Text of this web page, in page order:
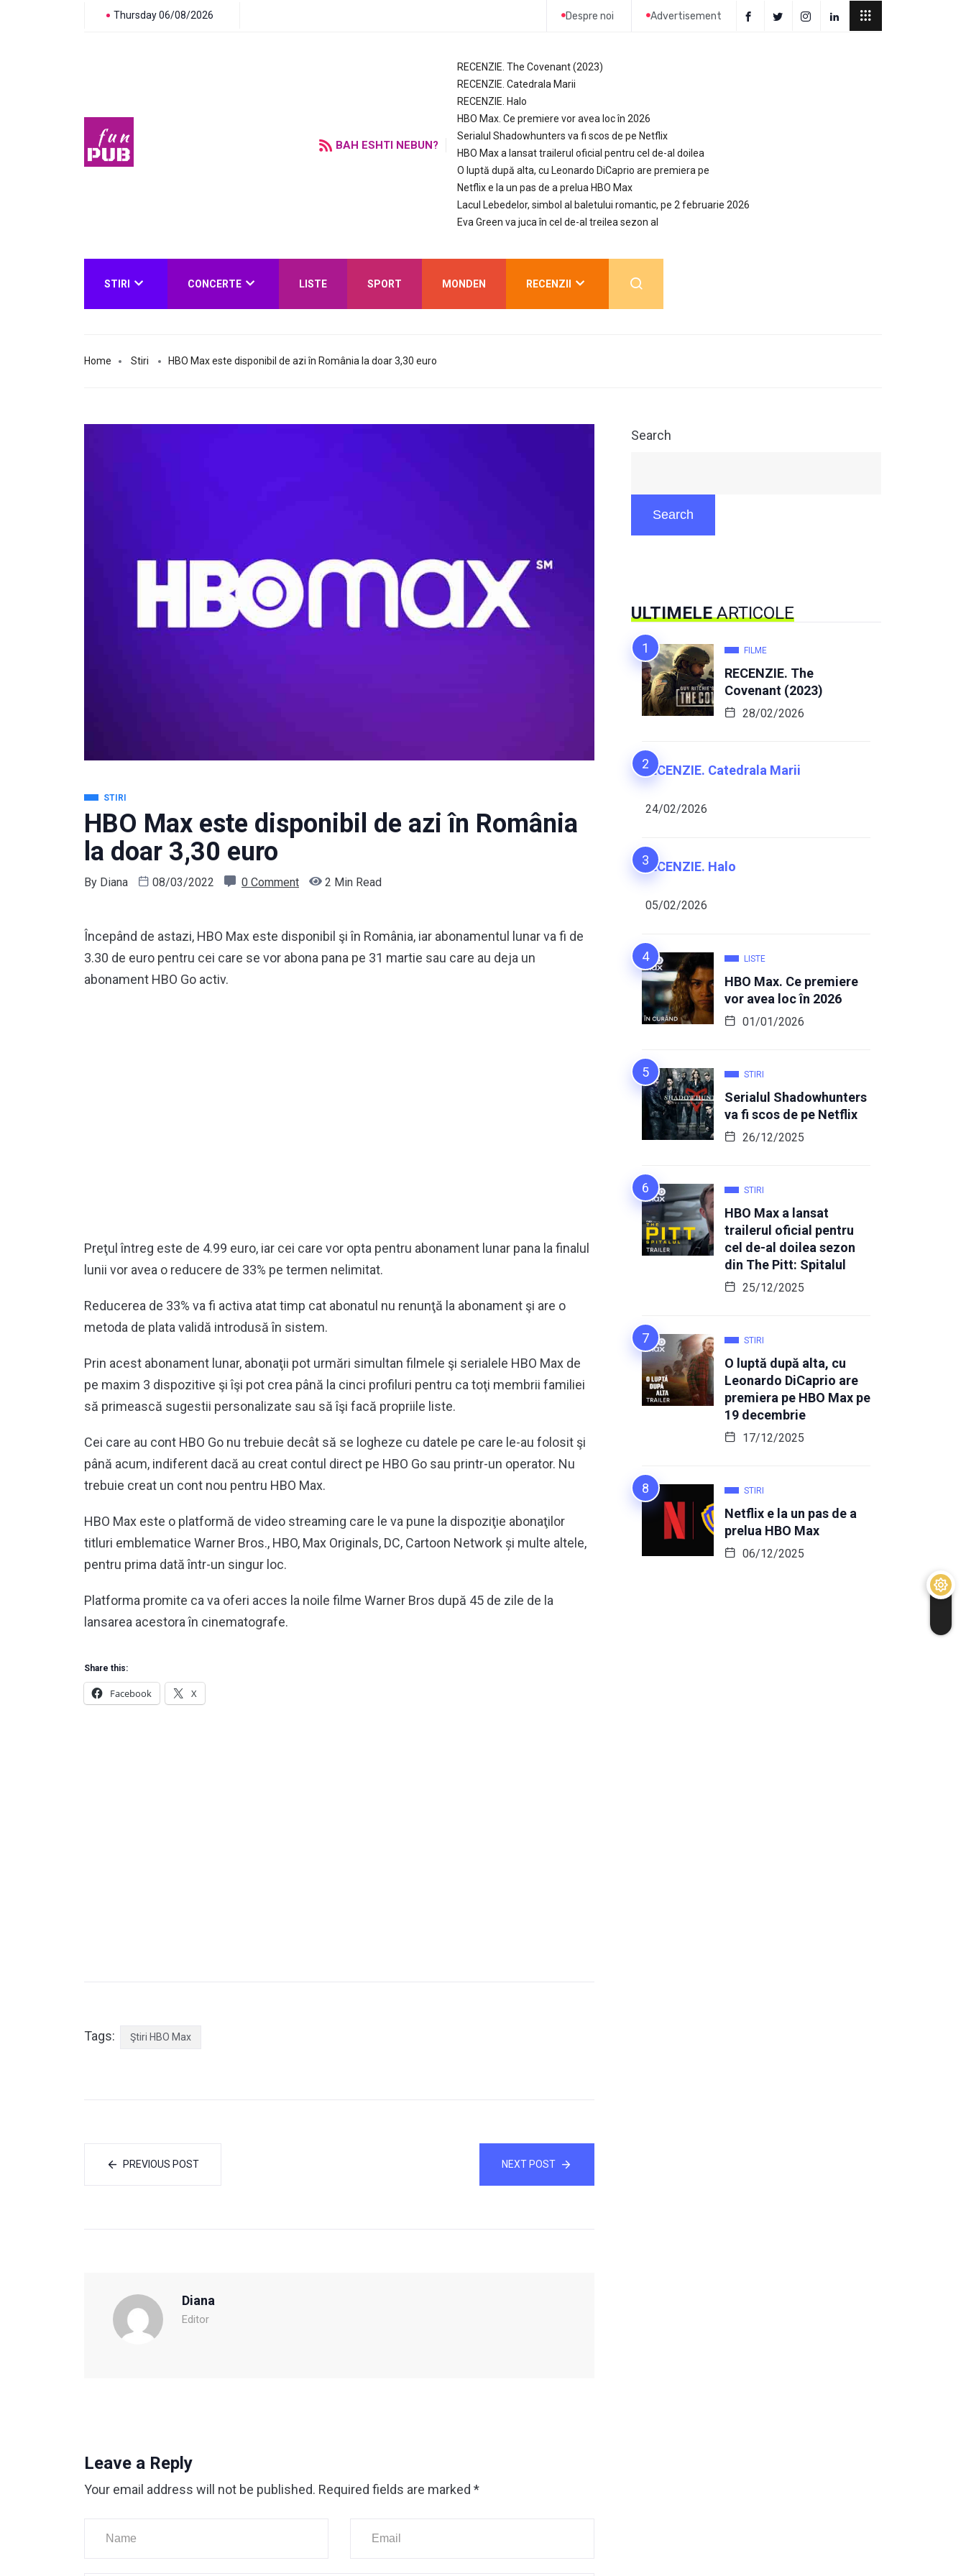
Thursday 06/08/2026 Despre noi Advertisement
BAH ESHTI NEBUN?
RECENZIE. The Covenant (2023)
RECENZIE. Catedrala Marii
RECENZIE. Halo
HBO Max. Ce premiere vor avea loc în 2026
Serialul Shadowhunters va fi scos de pe Netflix
HBO Max a lansat trailerul oficial pentru cel de-al doilea
O luptă după alta, cu Leonardo DiCaprio are premiera pe
Netflix e la un pas de a prelua HBO Max
Lacul Lebedelor, simbol al baletului romantic, pe 2 februarie 2026
Eva Green va juca în cel de-al treilea sezon al
STIRI CONCERTE LISTE SPORT MONDEN RECENZII
Home Stiri HBO Max este disponibil de azi în România la doar 3,30 euro
STIRI
HBO Max este disponibil de azi în România
la doar 3,30 euro
By Diana 08/03/2022 0 Comment 2 Min Read
Începând de astazi, HBO Max este disponibil şi în România, iar abonamentul lunar va fi de
3.30 de euro pentru cei care se vor abona pana pe 31 martie sau care au deja un
abonament HBO Go activ.
Preţul întreg este de 4.99 euro, iar cei care vor opta pentru abonament lunar pana la finalul
lunii vor avea o reducere de 33% pe termen nelimitat.
Reducerea de 33% va fi activa atat timp cat abonatul nu renunţă la abonament şi are o
metoda de plata validă introdusă în sistem.
Prin acest abonament lunar, abonaţii pot urmări simultan filmele şi serialele HBO Max de
pe maxim 3 dispozitive şi îşi pot crea până la cinci profiluri pentru ca toţi membrii familiei
să primească sugestii personalizate sau să îşi facă propriile liste.
Cei care au cont HBO Go nu trebuie decât să se logheze cu datele pe care le-au folosit şi
până acum, indiferent dacă au creat contul direct pe HBO Go sau printr-un operator. Nu
trebuie creat un cont nou pentru HBO Max.
HBO Max este o platformă de video streaming care le va pune la dispoziţie abonaţilor
titluri emblematice Warner Bros., HBO, Max Originals, DC, Cartoon Network și multe altele,
pentru prima dată într-un singur loc.
Platforma promite ca va oferi acces la noile filme Warner Bros după 45 de zile de la
lansarea acestora în cinematografe.
Share this:
Facebook X
Tags: Ştiri HBO Max
PREVIOUS POST NEXT POST
Diana
Editor
Leave a Reply
Your email address will not be published. Required fields are marked *
Search
Search
ULTIMELEARTICOLE
FILME
RECENZIE. The
Covenant (2023)
28/02/2026
RECENZIE. Catedrala Marii
24/02/2026
RECENZIE. Halo
05/02/2026
LISTE
HBO Max. Ce premiere
vor avea loc în 2026
01/01/2026
STIRI
Serialul Shadowhunters
va fi scos de pe Netflix
26/12/2025
STIRI
HBO Max a lansat
trailerul oficial pentru
cel de-al doilea sezon
din The Pitt: Spitalul
25/12/2025
STIRI
O luptă după alta, cu
Leonardo DiCaprio are
premiera pe HBO Max pe
19 decembrie
17/12/2025
STIRI
Netflix e la un pas de a
prelua HBO Max
06/12/2025